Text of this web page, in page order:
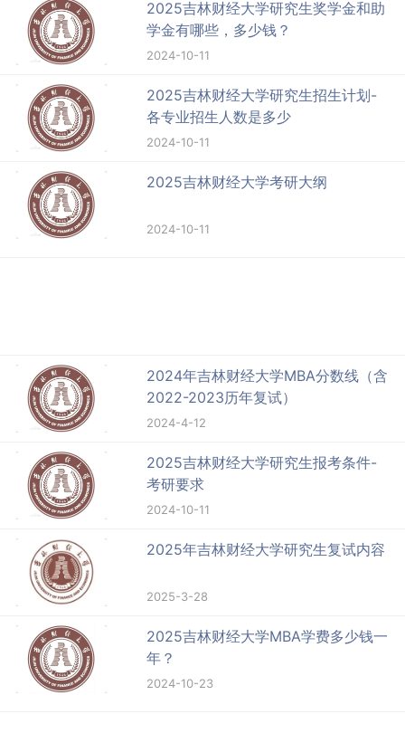
2025吉林财经大学研究生奖学金和助
学金有哪些，多少钱？
2024-10-11
2025吉林财经大学研究生招生计划-
各专业招生人数是多少
2024-10-11
2025吉林财经大学考研大纲
2024-10-11
2024年吉林财经大学MBA分数线（含
2022-2023历年复试）
2024-4-12
2025吉林财经大学研究生报考条件-
考研要求
2024-10-11
2025年吉林财经大学研究生复试内容
2025-3-28
2025吉林财经大学MBA学费多少钱一
年？
2024-10-23